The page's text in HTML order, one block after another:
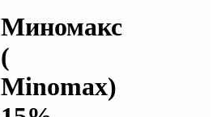
Миномакс
(
Minomax)